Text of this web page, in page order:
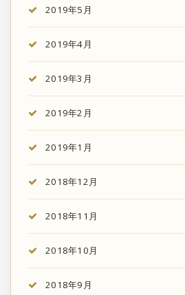
2019年5月
2019年4月
2019年3月
2019年2月
2019年1月
2018年12月
2018年11月
2018年10月
2018年9月